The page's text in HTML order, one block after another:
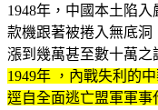
1948年，中國本土陷
款機跟著被捲入無底
漲到幾萬甚至數十萬之
1949年 ，內戰失利的
逕自全面逃亡盟軍軍